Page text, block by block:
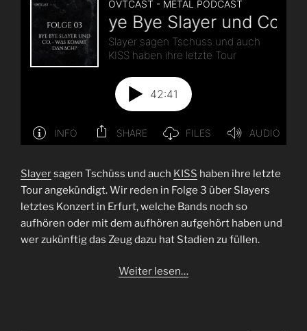
Slayersagen Tschüss und auch KISS haben ihre letzte
Tour angekündigt. Wir reden in Folge 3 über Slayers
letztes Konzert in Erfurt, welche Bands noch so
aufhören oder mit dem aufhören aufgehört haben und
wer zukünftig das Zeug dazu hat Stadien zu füllen.
Weiter lesen…